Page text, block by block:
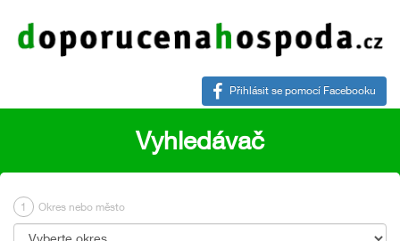
Přihlásit se pomocí Facebooku
Vyhledávač
1 Okres nebo město